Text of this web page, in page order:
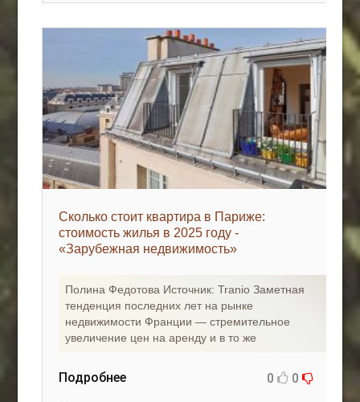
Сколько стоит квартира в Париже:
стоимость жилья в 2025 году -
«Зарубежная недвижимость»
Полина Федотова Источник: Tranio Заметная
тенденция последних лет на рынке
недвижимости Франции — стремительное
увеличение цен на аренду и в то же
Подробнее 0 0